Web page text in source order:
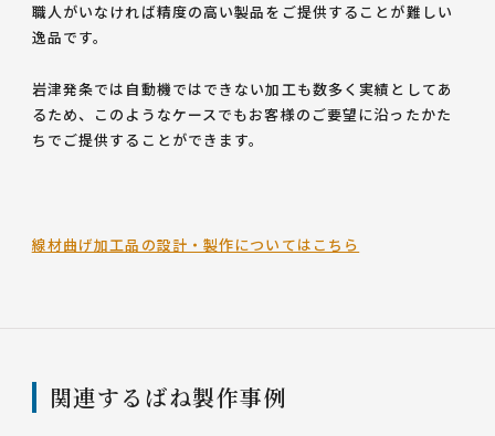
職人がいなければ精度の高い製品をご提供することが難しい
逸品です。
岩津発条では自動機ではできない加工も数多く実績としてあ
るため、このようなケースでもお客様のご要望に沿ったかた
ちでご提供することができます。
線材曲げ加工品の設計・製作についてはこちら
関連するばね製作事例